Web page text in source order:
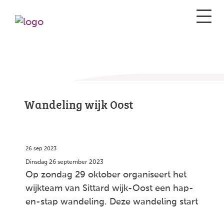
Wandeling wijk Oost
26 sep 2023
Dinsdag 26 september 2023
Op zondag 29 oktober organiseert het
wijkteam van Sittard wijk-Oost een hap-
en-stap wandeling. Deze wandeling start